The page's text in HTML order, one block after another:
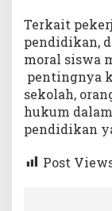
Terkait
pendidikan,
moral siswa
pentingnya
sekolah,
hukum
pendidikan
Post